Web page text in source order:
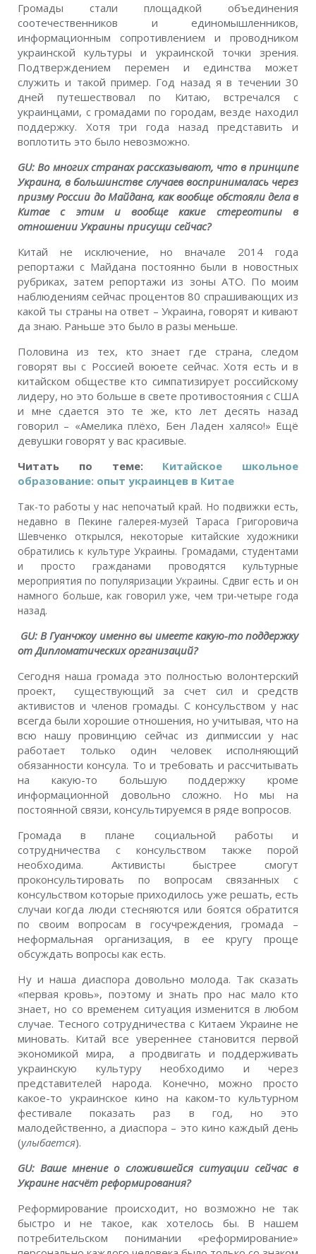
Громады стали площадкой объединения
соотечественников и единомышленников,
информационным сопротивлением и проводником
украинской культуры и украинской точки зрения.
Подтверждением перемен и единства может
служить и такой пример. Год назад я в течении 30
дней путешествовал по Китаю, встречался с
украинцами, с громадами по городам, везде находил
поддержку. Хотя три года назад представить и
воплотить это было невозможно.
GU: Во многих странах рассказывают, что в принципе
Украина, в большинстве случаев воспринималась через
призму России до Майдана, как вообще обстояли дела в
Китае с этим и вообще какие стереотипы в
отношении Украины присущи сейчас?
Китай не исключение, но вначале 2014 года
репортажи с Майдана постоянно были в новостных
рубриках, затем репортажи из зоны АТО. По моим
наблюдениям сейчас процентов 80 спрашивающих из
какой ты страны на ответ – Украина, говорят и кивают
да знаю. Раньше это было в разы меньше.
Половина из тех, кто знает где страна, следом
говорят вы с Россией воюете сейчас. Хотя есть и в
китайском обществе кто симпатизирует российскому
лидеру, но это больше в свете противостояния с США
и мне сдается это те же, кто лет десять назад
говорил – «Амелика плёхо, Бен Ладен халясо!» Ещё
девушки говорят у вас красивые.
Читать по теме: Китайское школьное
образование: опыт украинцев в Китае
Так-то работы у нас непочатый край. Но подвижки есть,
недавно в Пекине галерея-музей Тараса Григоровича
Шевченко открылся, некоторые китайские художники
обратились к культуре Украины. Громадами, студентами
и просто гражданами проводятся культурные
мероприятия по популяризации Украины. Сдвиг есть и он
намного больше, как говорил уже, чем три-четыре года
назад.
GU: В Гуанчжоу именно вы имеете какую-то поддержку
от Дипломатических организаций?
Сегодня наша громада это полностью волонтерский
проект, существующий за счет сил и средств
активистов и членов громады. С консульством у нас
всегда были хорошие отношения, но учитывая, что на
всю нашу провинцию сейчас из дипмиссии у нас
работает только один человек исполняющий
обязанности консула. То и требовать и рассчитывать
на какую-то большую поддержку кроме
информационной довольно сложно. Но мы на
постоянной связи, консультируемся в ряде вопросов.
Громада в плане социальной работы и
сотрудничества с консульством также порой
необходима. Активисты быстрее смогут
проконсультировать по вопросам связанных с
консульством которые приходилось уже решать, есть
случаи когда люди стесняются или боятся обратится
по своим вопросам в госучреждения, громада –
неформальная организация, в ее кругу проще
обсуждать вопросы как есть.
Ну и наша диаспора довольно молода. Так сказать
«первая кровь», поэтому и знать про нас мало кто
знает, но со временем ситуация изменится в любом
случае. Тесного сотрудничества с Китаем Украине не
миновать. Китай все увереннее становится первой
экономикой мира, а продвигать и поддерживать
украинскую культуру необходимо и через
представителей народа. Конечно, можно просто
какое-то украинское кино на каком-то культурном
фестивале показать раз в год, но это
малодейственно, а диаспора – это кино каждый день
(улыбается).
GU: Ваше мнение о сложившейся ситуации сейчас в
Украине насчёт реформирования?
Реформирование происходит, но возможно не так
быстро и не такое, как хотелось бы. В нашем
потребительском понимании «реформирование»